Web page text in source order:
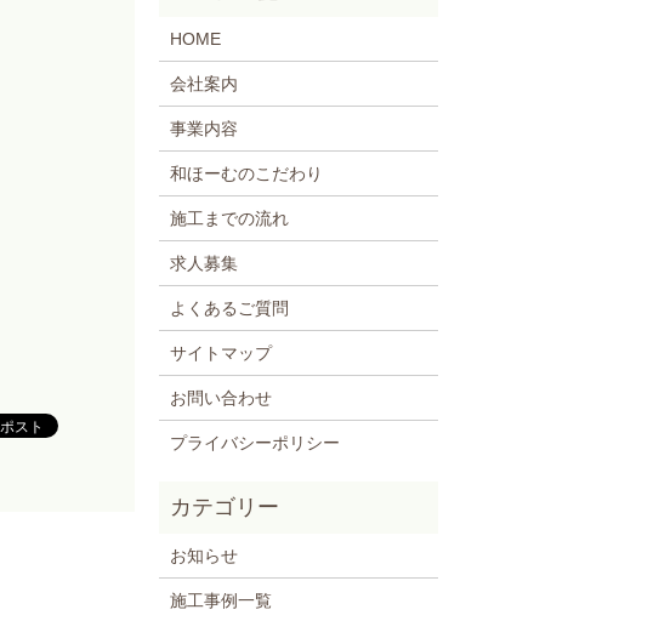
HOME
会社案内
事業内容
和ほーむのこだわり
施工までの流れ
求人募集
よくあるご質問
サイトマップ
お問い合わせ
プライバシーポリシー
お知らせ
施工事例一覧